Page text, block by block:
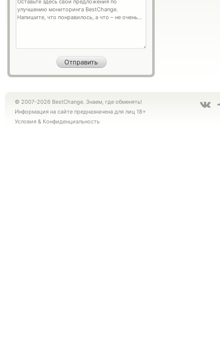
© 2007-2026 BestChange. Знаем, где обменять!
Информация на сайте предназначена для лиц 18+
Условия & Конфиденциальность